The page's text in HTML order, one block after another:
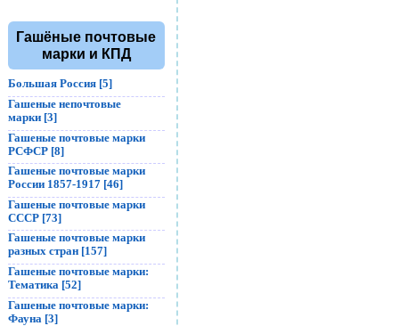
Гашёные почтовые
марки и КПД
Большая Россия [5]
Гашеные непочтовые
марки [3]
Гашеные почтовые марки
РСФСР [8]
Гашеные почтовые марки
России 1857-1917 [46]
Гашеные почтовые марки
СССР [73]
Гашеные почтовые марки
разных стран [157]
Гашеные почтовые марки:
Тематика [52]
Гашеные почтовые марки:
Фауна [3]